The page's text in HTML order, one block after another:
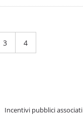
3 4
Incentivi pubblici associati